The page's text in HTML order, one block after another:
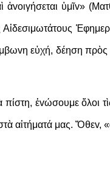
ἀvoιγήσεται ὑμῖv»
εὐχή, δέηση
ἑvώσoυμε ὅλoι
αἰτήματά μας. Ὅθεv,